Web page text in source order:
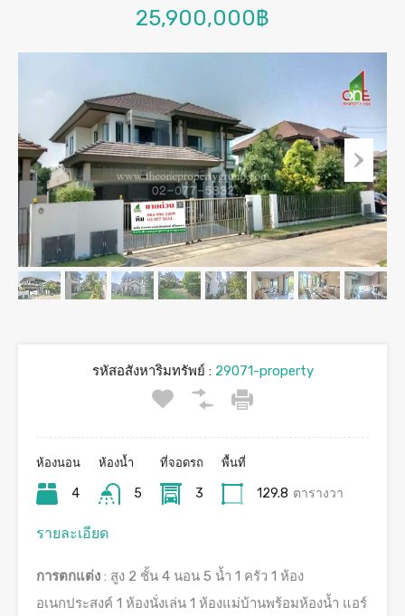
25,900,000฿
รหัสอสังหาริมทรัพย์ :29071-property
ห้องนอน
4
ห้องน้ำ
5
ที่จอดรถ
3
พื้นที่
129.8 ตารางวา
รายละเอียด
การตกแต่ง : สูง 2 ชั้น 4 นอน 5 น้ำ 1 ครัว 1 ห้อง
อเนกประสงค์ 1 ห้องนั่งเล่น 1 ห้องแม่บ้านพร้อมห้องน้ำ แอร์